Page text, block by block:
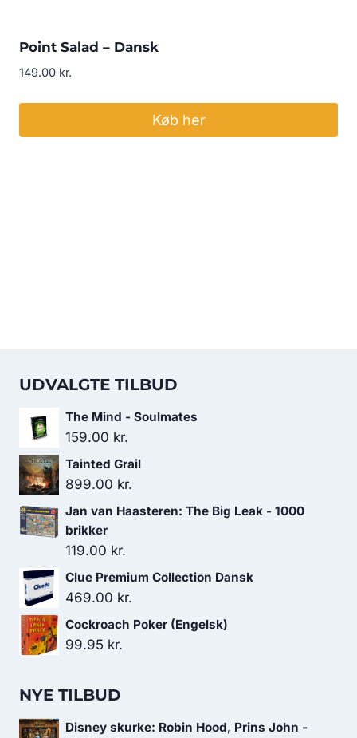
Point Salad – Dansk
149.00 kr.
Køb her
UDVALGTE TILBUD
The Mind - Soulmates
159.00 kr.
Tainted Grail
899.00 kr.
Jan van Haasteren: The Big Leak - 1000
brikker
119.00 kr.
Clue Premium Collection Dansk
469.00 kr.
Cockroach Poker (Engelsk)
99.95 kr.
NYE TILBUD
Disney skurke: Robin Hood, Prins John -